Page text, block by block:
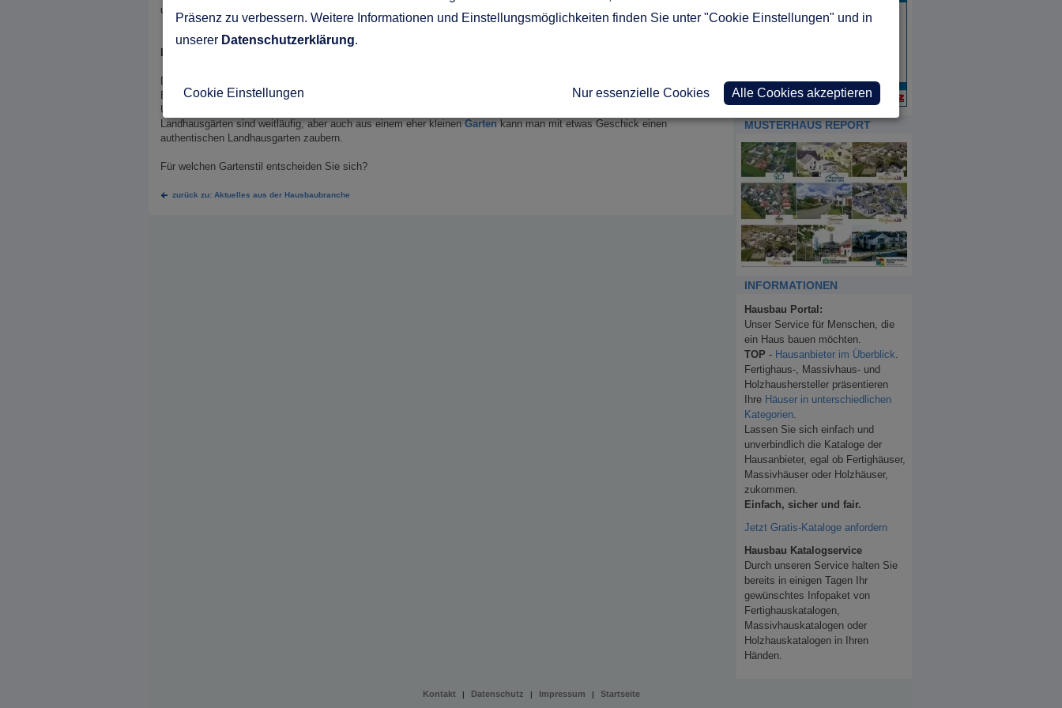
und Dekoration des Gartens steht im Vordergrund.
Der ländliche Gartenstil erfreut sich aktuell wieder großer Beliebtheit. Dieser Stil zeichnet sich durch viele natürliche
Elemente wie Holz und Rattan aus, welche sich sowohl in den Gartenmöbeln als auch in der Dekoration widerspiegeln.
Üppige Beete gehören genauso zu diesem Gartenstil wie die klassische Gartenbank aus Teakholz. Die meisten
Landhausgärten sind weitläufig, aber auch aus einem eher kleinenGartenkann man mit etwas Geschick einen
authentischen Landhausgarten zaubern.
Für welchen Gartenstil entscheiden Sie sich?
zurück zu: Aktuelles aus der Hausbaubranche
MUSTERHAUS REPORT
INFORMATIONEN
Hausbau Portal:
Unser Service für Menschen, die
ein Haus bauen möchten.
TOP - Hausanbieter im Überblick
Fertighaus-, Massivhaus- und
Holzhaushersteller präsentieren
Ihre Häuser in unterschiedlichen
Kategorien
Lassen Sie sich einfach und
unverbindlich die Kataloge der
Hausanbieter, egal ob Fertighäuser,
Massivhäuser oder Holzhäuser,
zukommen.
Einfach, sicher und fair.
Jetzt Gratis-Kataloge anfordern
Hausbau Katalogservice
Durch unseren Service halten Sie
bereits in einigen Tagen Ihr
gewünschtes Infopaket von
Fertighauskatalogen,
Massivhauskatalogen oder
Holzhauskatalogen in Ihren
Händen.
Kontakt | Datenschutz | Impressum | Startseite
Präsenz zu verbessern. Weitere Informationen und Einstellungsmöglichkeiten finden Sie unter "Cookie Einstellungen" und in
unserer Datenschutzerklärung.
Cookie Einstellungen Nur essenzielle Cookies Alle Cookies akzeptieren